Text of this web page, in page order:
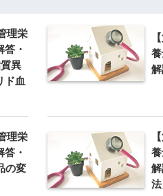
理栄
・
異
ド血
理栄
・
の変
法